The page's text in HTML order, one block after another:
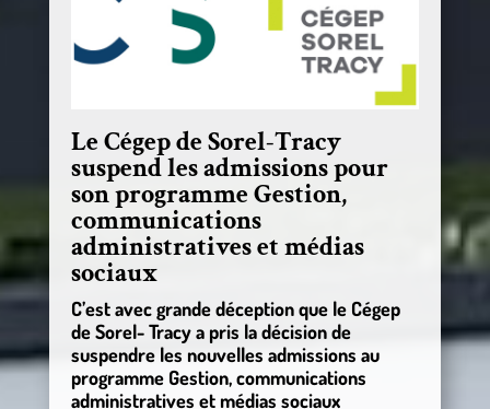
Le Cégep de Sorel-Tracy
suspend les admissions pour
son programme Gestion,
communications
administratives et médias
sociaux
C’est avec grande déception que le Cégep
de Sorel- Tracy a pris la décision de
suspendre les nouvelles admissions au
programme Gestion, communications
administratives et médias sociaux